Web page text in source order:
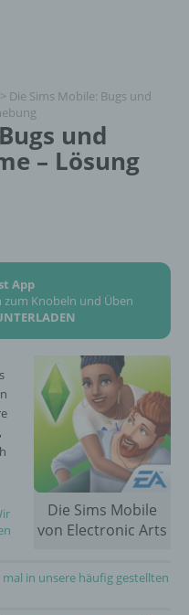
> Die Sims Mobile: Bugs und
und
– Lösung
App
Knobeln und Üben
Die Sims Mobile
von Electronic Arts
mal in unsere häufig gestellten